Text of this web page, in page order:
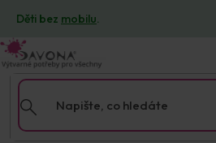
obsah
Děti bez mobilu.